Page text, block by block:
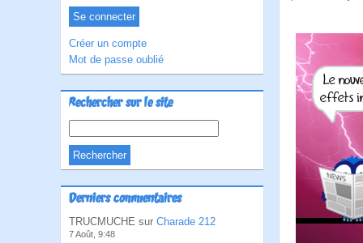
Créer un compte
Mot de passe oublié
Rechercher sur le site
Derniers commentaires
TRUCMUCHE sur Charade 212
7 Août, 9:48